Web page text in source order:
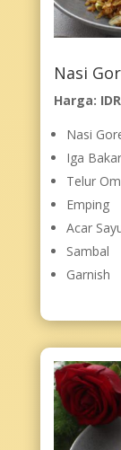
Nasi
Harga:
Nasi
Iga
Telur
Emping
Acar
Sambal
Garnish